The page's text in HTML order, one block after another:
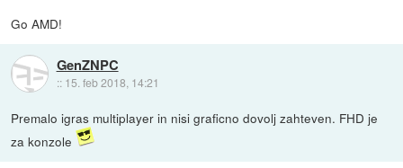
Go AMD!
GenZNPC
:: 15. feb 2018, 14:21
Premalo igras multiplayer in nisi graficno dovolj zahteven. FHD je
za konzole